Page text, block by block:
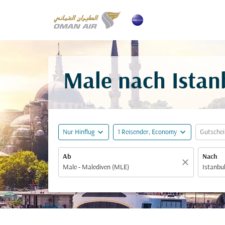
Male nach
Nur Hinflug expand_more 1 Reisender, Economy expand_more
Ab
close
Nach